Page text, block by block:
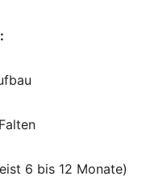
6 bis 12 Monate)